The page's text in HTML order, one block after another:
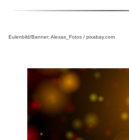
Eulenbild/Banner: Alexas_Fotos / pixabay.com